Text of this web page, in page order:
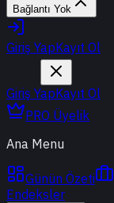
Bağlantı Yok
Giriş YapKayıt Ol
Giriş YapKayıt Ol
PRO Üyelik
Ana Menu
Günün Özeti
Endeksler